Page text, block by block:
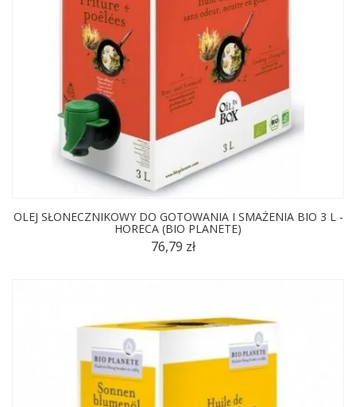
OLEJ SŁONECZNIKOWY DO GOTOWANIA I SMAŻENIA BIO 3 L -
HORECA (BIO PLANETE)
76,79 zł